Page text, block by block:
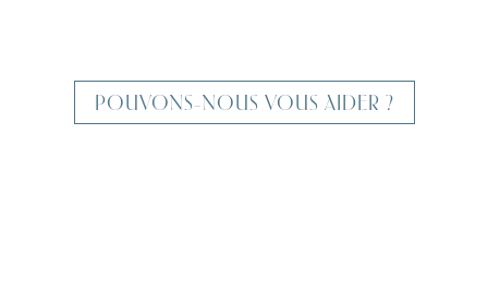
POUVONS-NOUS VOUS AIDER ?